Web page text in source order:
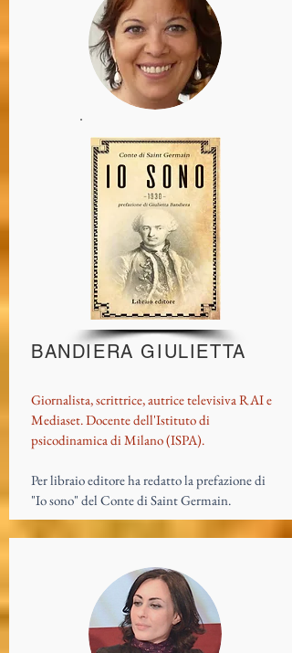
BANDIERA GIULIETTA
Giornalista, scrittrice, autrice televisiva RAI e
Mediaset. Docente dell'Istituto di
psicodinamica di Milano (ISPA).
Per libraio editore ha redatto la prefazione di
"Io sono" del Conte di Saint Germain.